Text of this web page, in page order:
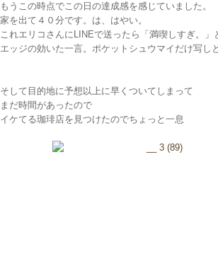
もうこの時点でこの日の達成感を感じていました。
家を出て４０分です。は、はやい。
これエリコさんにLINEで送ったら「満喫しすぎ。」
エッジの効いた一言。ポケットシュウマイだけ写し
そして目的地に予想以上に早くついてしまって
まだ時間があったので
イケてる珈琲店を見つけたのでちょっと一息